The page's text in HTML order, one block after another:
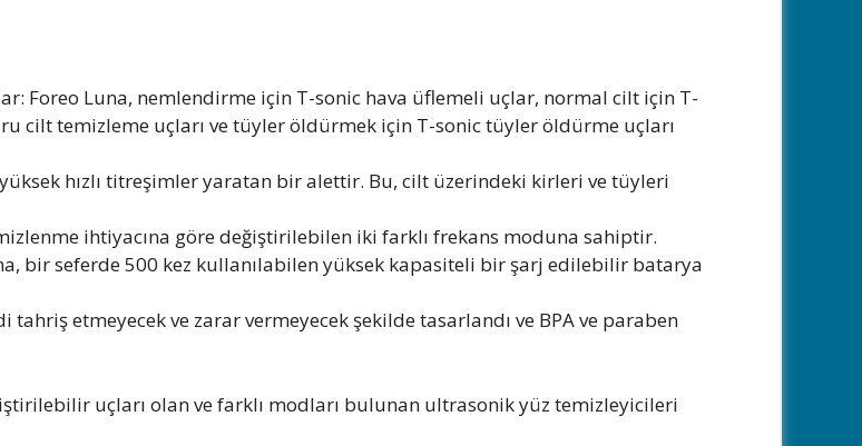
Foreo Luna, nemlendirme için T-sonic hava üflemeli uçlar, normal cilt için T-
cilt temizleme uçları ve tüyler öldürmek için T-sonic tüyler öldürme uçları
hızlı titreşimler yaratan bir alettir. Bu, cilt üzerindeki kirleri ve tüyleri
ihtiyacına göre değiştirilebilen iki farklı frekans moduna sahiptir.
bir seferde 500 kez kullanılabilen yüksek kapasiteli bir şarj edilebilir batarya
etmeyecek ve zarar vermeyecek şekilde tasarlandı ve BPA ve paraben
uçları olan ve farklı modları bulunan ultrasonik yüz temizleyicileri